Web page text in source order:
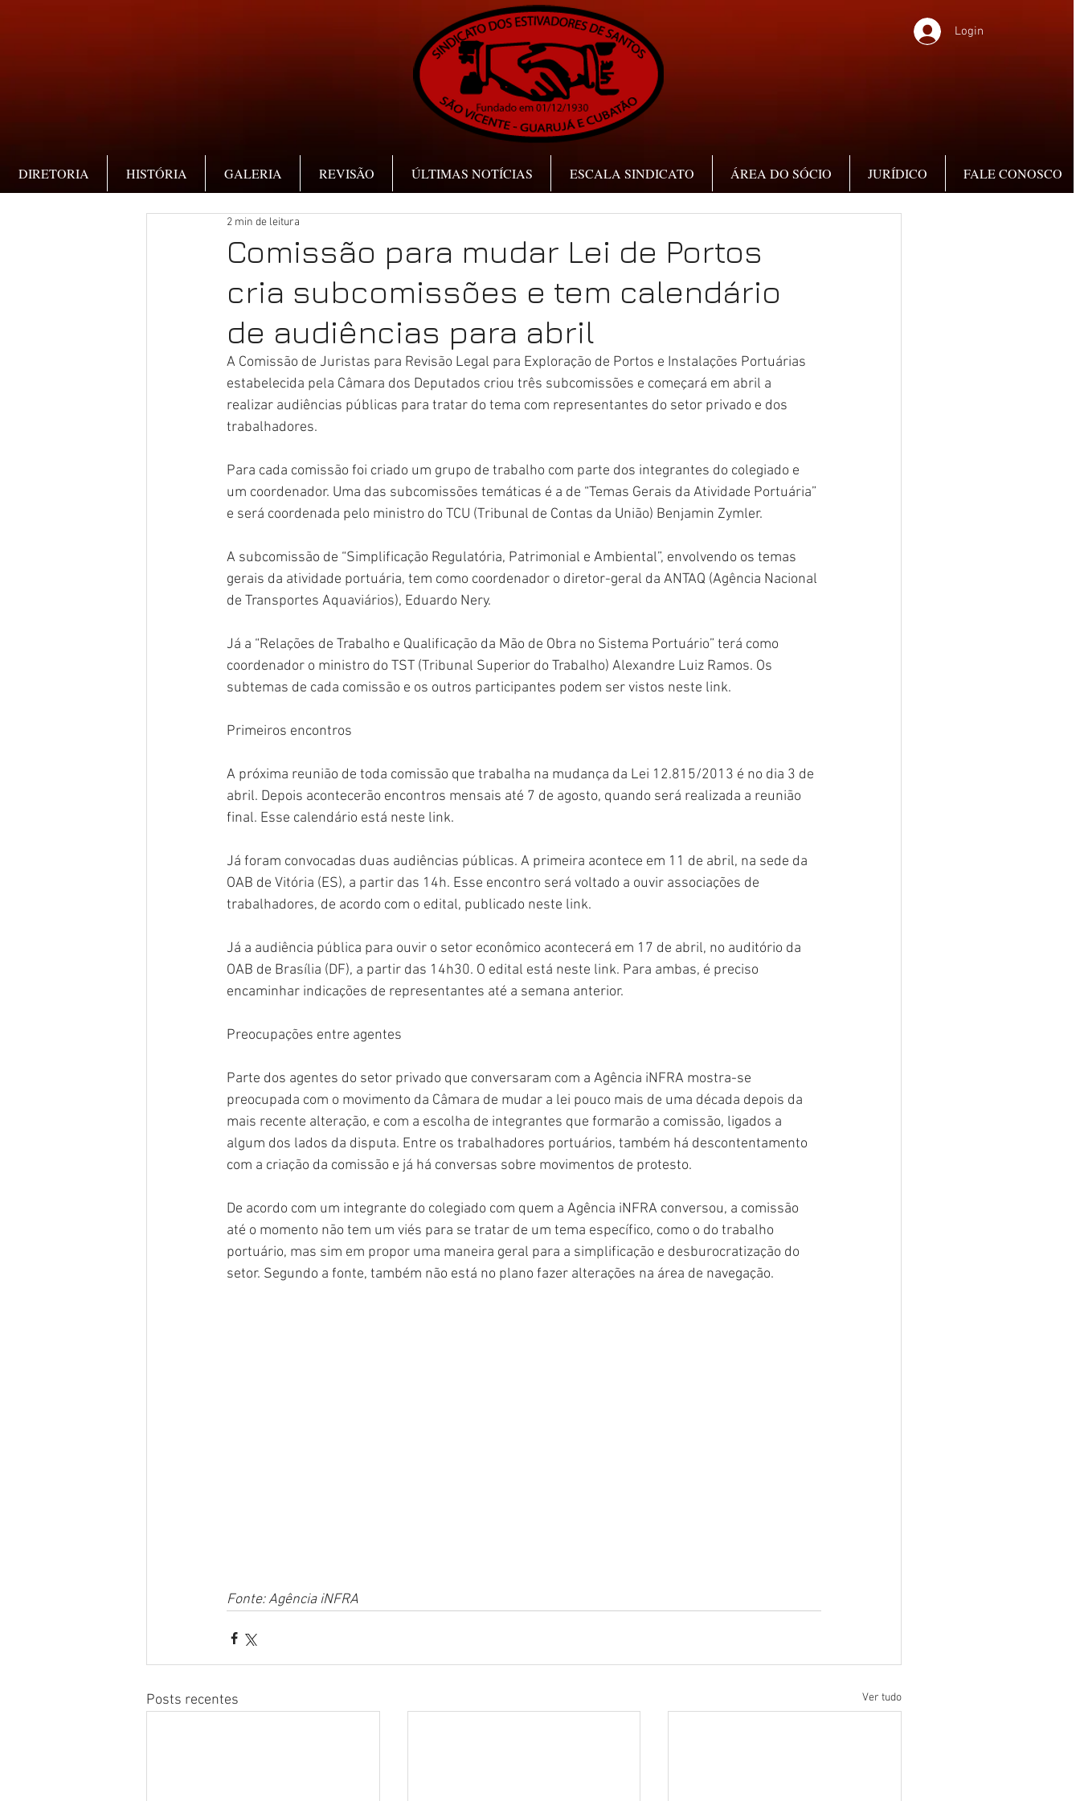
Login
DIRETORIA HISTÓRIA GALERIA REVISÃO ÚLTIMAS NOTÍCIAS ESCALA SINDICATO ÁREA DO SÓCIO JURÍDICO FALE CONOSCO
Comissão para mudar Lei de Portos
cria subcomissões e tem calendário
de audiências para abril
2 min de leitura
A Comissão de Juristas para Revisão Legal para Exploração de Portos e Instalações Portuárias
estabelecida pela Câmara dos Deputados criou três subcomissões e começará em abril a
realizar audiências públicas para tratar do tema com representantes do setor privado e dos
trabalhadores.
Para cada comissão foi criado um grupo de trabalho com parte dos integrantes do colegiado e
um coordenador. Uma das subcomissões temáticas é a de “Temas Gerais da Atividade Portuária”
e será coordenada pelo ministro do TCU (Tribunal de Contas da União) Benjamin Zymler.
A subcomissão de “Simplificação Regulatória, Patrimonial e Ambiental”, envolvendo os temas
gerais da atividade portuária, tem como coordenador o diretor-geral da ANTAQ (Agência Nacional
de Transportes Aquaviários), Eduardo Nery.
Já a “Relações de Trabalho e Qualificação da Mão de Obra no Sistema Portuário” terá como
coordenador o ministro do TST (Tribunal Superior do Trabalho) Alexandre Luiz Ramos. Os
subtemas de cada comissão e os outros participantes podem ser vistos neste link.
Primeiros encontros
A próxima reunião de toda comissão que trabalha na mudança da Lei 12.815/2013 é no dia 3 de
abril. Depois acontecerão encontros mensais até 7 de agosto, quando será realizada a reunião
final. Esse calendário está neste link.
Já foram convocadas duas audiências públicas. A primeira acontece em 11 de abril, na sede da
OAB de Vitória (ES), a partir das 14h. Esse encontro será voltado a ouvir associações de
trabalhadores, de acordo com o edital, publicado neste link.
Já a audiência pública para ouvir o setor econômico acontecerá em 17 de abril, no auditório da
OAB de Brasília (DF), a partir das 14h30. O edital está neste link. Para ambas, é preciso
encaminhar indicações de representantes até a semana anterior.
Preocupações entre agentes
Parte dos agentes do setor privado que conversaram com a Agência iNFRA mostra-se
preocupada com o movimento da Câmara de mudar a lei pouco mais de uma década depois da
mais recente alteração, e com a escolha de integrantes que formarão a comissão, ligados a
algum dos lados da disputa. Entre os trabalhadores portuários, também há descontentamento
com a criação da comissão e já há conversas sobre movimentos de protesto.
De acordo com um integrante do colegiado com quem a Agência iNFRA conversou, a comissão
até o momento não tem um viés para se tratar de um tema específico, como o do trabalho
portuário, mas sim em propor uma maneira geral para a simplificação e desburocratização do
setor. Segundo a fonte, também não está no plano fazer alterações na área de navegação.
Fonte: Agência iNFRA
Posts recentes Ver tudo